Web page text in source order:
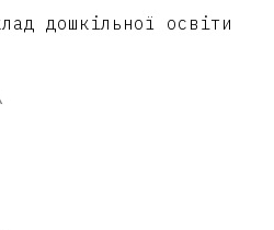
дошкільної освіти